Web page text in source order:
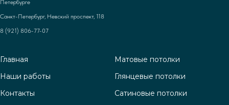
Петербурге
Санкт-Петербург, Невский проспект, 118
8 (921) 806-77-07
Главная
Наши работы
Контакты
Матовые потолки
Глянцевые потолки
Сатиновые потолки